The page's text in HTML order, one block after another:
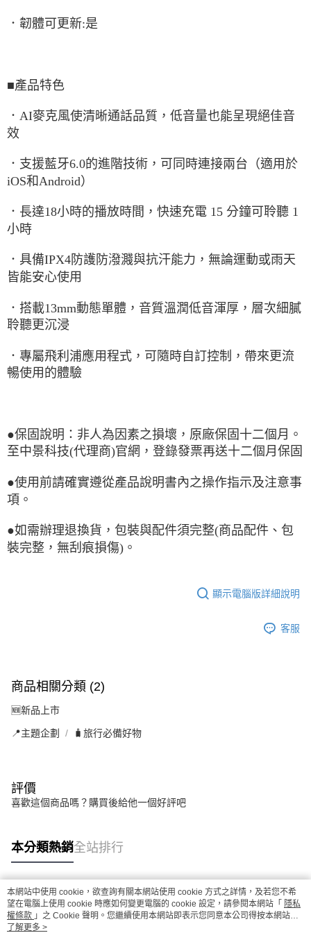
．韌體可更新:是
■產品特色
．AI麥克風使清晰通話品質，低音量也能呈現絕佳音
效
．支援藍牙6.0的進階技術，可同時連接兩台（適用於
iOS和Android）
．長達18小時的播放時間，快速充電 15 分鐘可聆聽 1
小時
．具備IPX4防護防潑濺與抗汗能力，無論運動或雨天
皆能安心使用
．搭載13mm動態單體，音質溫潤低音渾厚，層次細膩
聆聽更沉浸
．專屬飛利浦應用程式，可隨時自訂控制，帶來更流
暢使用的體驗
●保固說明：非人為因素之損壞，原廠保固十二個月。
至中景科技(代理商)官網，登錄發票再送十二個月保固
●使用前請確實遵從產品說明書內之操作指示及注意事
項。
●如需辦理退換貨，包裝與配件須完整(商品配件、包
裝完整，無刮痕損傷)。
顯示電腦版詳細說明
客服
商品相關分類 (2)
🆕新品上市
📍主題企劃 🧳旅行必備好物
評價
喜歡這個商品嗎？購買後給他一個好評吧
本分類熱銷全站排行
熱門標籤
本網站中使用 cookie，欲查詢有關本網站使用 cookie 方式之詳情，及若您不希
望在電腦上使用 cookie 時應如何變更電腦的 cookie 設定，請參閱本網站「 隱私
權條款 」之 Cookie 聲明。您繼續使用本網站即表示您同意本公司得按本網站使
用條款之 Cookie 聲明使用 cookie。
了解更多 >